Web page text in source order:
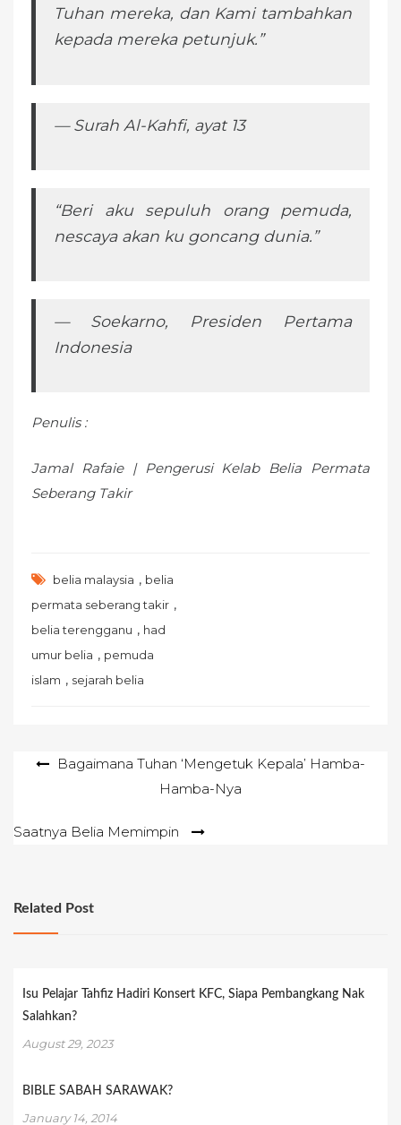
Tuhan mereka, dan Kami tambahkan
kepada mereka petunjuk.”
— Surah Al-Kahfi, ayat 13
“Beri aku sepuluh orang pemuda,
nescaya akan ku goncang dunia.”
— Soekarno, Presiden Pertama
Indonesia
Penulis :
Jamal Rafaie | Pengerusi Kelab Belia Permata
Seberang Takir
belia malaysia , belia
permata seberang takir ,
belia terengganu , had
umur belia , pemuda
islam , sejarah belia
Post Bagaimana Tuhan ‘Mengetuk Kepala’ Hamba-
Hamba-Nya
Saatnya Belia Memimpin
Related Post
Isu Pelajar Tahfiz Hadiri Konsert KFC, Siapa Pembangkang Nak
Salahkan?
August 29, 2023
BIBLE SABAH SARAWAK?
January 14, 2014